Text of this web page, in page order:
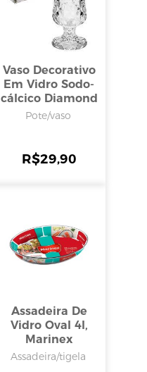
Vaso Decorativo
Em Vidro Sodo-
cálcico Diamond
14,5x11,5cm, Lyor
Pote/vaso
R$29,90
Assadeira De
Vidro Oval 4l,
Marinex
Assadeira/tigela